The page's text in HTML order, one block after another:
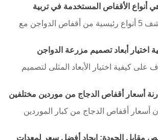
/واتساب رقم: +8618830120193
المحلي يضمن التسليم السريع، معدات
ودعم خبراء.
أنواع الأقفاص المستخدمة في تربية
اكتشف 5 أنواع رئيسية من أقفاص الدواجن مع
والامتثال الإقليمي (الاتحاد الأوروبي/
المتحدة/الصين). احصل على حلول
/واتساب: +8618830120193
اختيار أبعاد تصميم مزرعة الدواجن
على كيفية اختيار الأبعاد المثلى لتصميم
الخبراء من مجموعة تايو حول كثافة
والتهوية والأتمتة. رقم الاستقبال/
أسعار أقفاص الدجاج من موردين مختلفين
أسعار أقفاص الدجاج من كبار الموردين
مقابل الجودة: إيجاد أفضل سعر لمعدات